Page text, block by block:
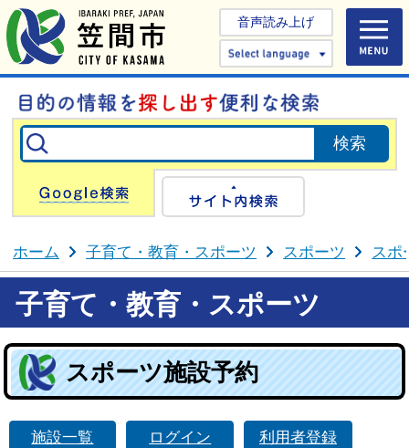
音声読み上げ
Select
Google検索
ホーム 子育て・教育・スポーツ スポーツ スポ
子育て・教育・スポーツ
スポーツ施設予約
施設一覧 ログイン 利用者登録